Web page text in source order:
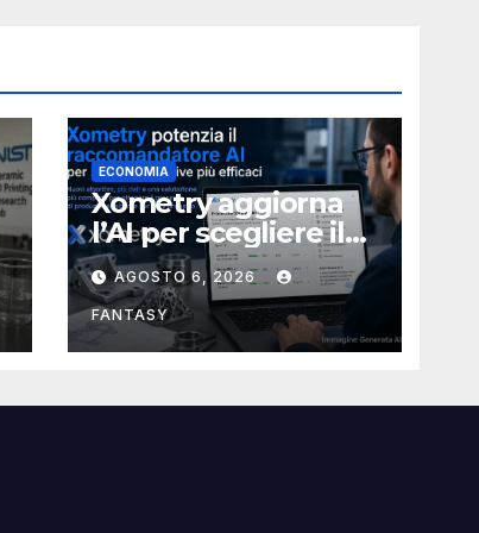
ECONOMIA
Xometry aggiorna
l’AI per scegliere il
processo produttivo
più adatto
AGOSTO 6, 2026
FANTASY